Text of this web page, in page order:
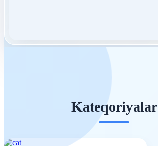
Kateqoriyalar